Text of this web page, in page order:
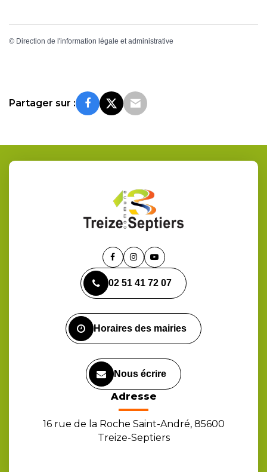
© Direction de l'information légale et administrative
Partager sur :
Lien
le
compte
Lien
le
compte
Lien
la
chaîne
02 51 41 72 07
Horaires des mairies
Nous écrire
Adresse
16 rue de la Roche Saint-André, 85600
Treize-Septiers